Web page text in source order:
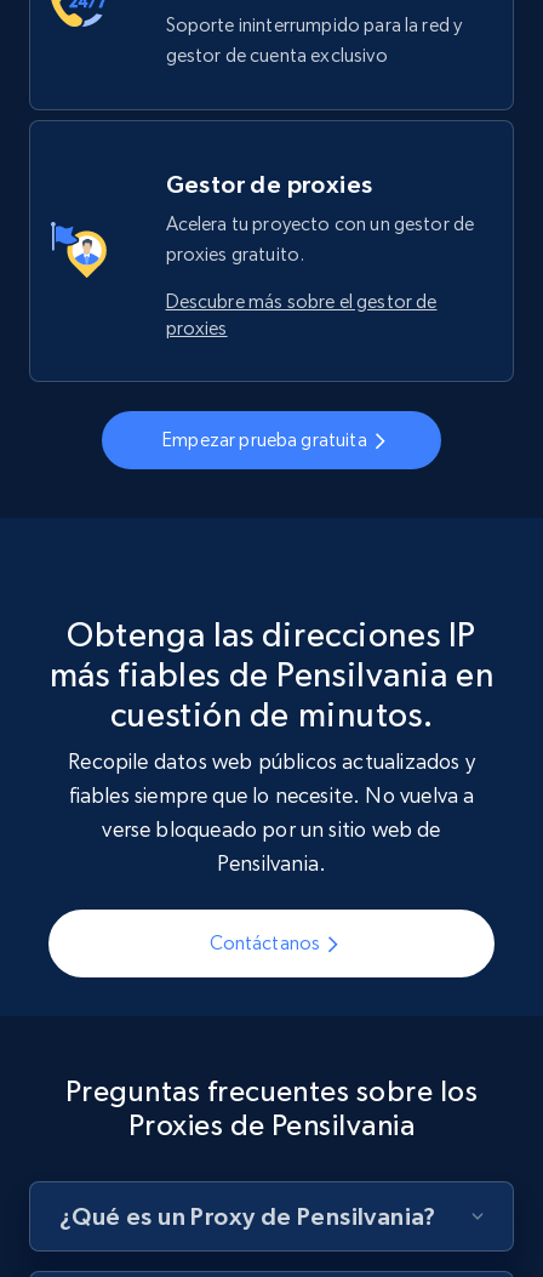
Soporte ininterrumpido para la red y
gestor de cuenta exclusivo
Gestor de proxies
Acelera tu proyecto con un gestor de
proxies gratuito.
Descubre más sobre el gestor de
proxies
Empezar prueba gratuita
Obtenga las direcciones IP
más fiables de Pensilvania en
cuestión de minutos.
Recopile datos web públicos actualizados y
fiables siempre que lo necesite. No vuelva a
verse bloqueado por un sitio web de
Pensilvania.
Contáctanos
Preguntas frecuentes sobre los
Proxies de Pensilvania
¿Qué es un Proxy de Pensilvania?